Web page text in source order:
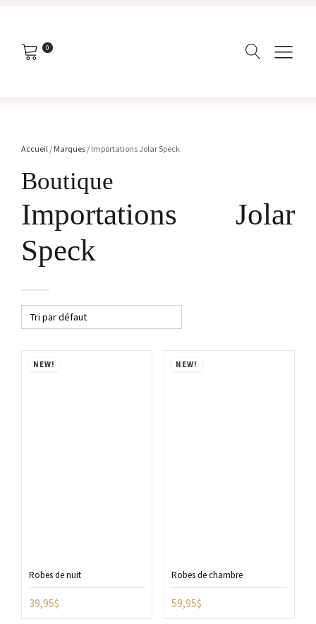
0
Accueil / Marques / Importations Jolar Speck
Boutique
Importations Jolar
Speck
NEW!
Robes de nuit
39,95$
NEW!
Robes de chambre
59,95$